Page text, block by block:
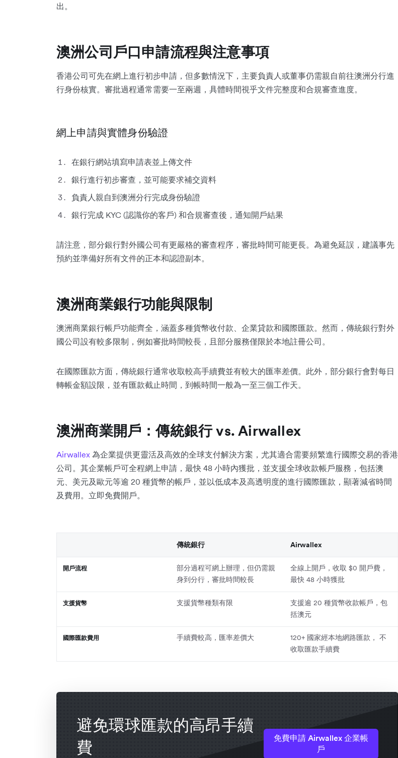
出。
澳洲公司戶口申請流程與注意事項
香港公司可先在網上進行初步申請，但多數情況下，主要負責人或董事仍需親自前往澳洲分行進
行身份核實。審批過程通常需要一至兩週，具體時間視乎文件完整度和合規審查進度。
網上申請與實體身份驗證
在銀行網站填寫申請表並上傳文件
銀行進行初步審查，並可能要求補交資料
負責人親自到澳洲分行完成身份驗證
銀行完成 KYC (認識你的客戶) 和合規審查後，通知開戶結果
請注意，部分銀行對外國公司有更嚴格的審查程序，審批時間可能更長。為避免延誤，建議事先
預約並準備好所有文件的正本和認證副本。
澳洲商業銀行功能與限制
澳洲商業銀行帳戶功能齊全，涵蓋多種貨幣收付款、企業貸款和國際匯款。然而，傳統銀行對外
國公司設有較多限制，例如審批時間較長，且部分服務僅限於本地註冊公司。
在國際匯款方面，傳統銀行通常收取較高手續費並有較大的匯率差價。此外，部分銀行會對每日
轉帳金額設限，並有匯款截止時間，到帳時間一般為一至三個工作天。
澳洲商業開戶：傳統銀行 vs. Airwallex
Airwallex 為企業提供更靈活及高效的全球支付解決方案，尤其適合需要頻繁進行國際交易的香港
公司。其企業帳戶可全程網上申請，最快 48 小時內獲批，並支援全球收款帳戶服務，包括澳
元、美元及歐元等逾 20 種貨幣的帳戶，並以低成本及高透明度的進行國際匯款，顯著減省時間
及費用。立即免費開戶。
傳統銀行 Airwallex
開戶流程
部分過程可網上辦理，但仍需親
身到分行，審批時間較長
全線上開戶，收取 $0 開戶費，
最快 48 小時獲批
支援貨幣 支援貨幣種類有限
支援逾 20 種貨幣收款帳戶，包
括澳元
國際匯款費用 手續費較高，匯率差價大
120+ 國家經本地網路匯款， 不
收取匯款手續費
避免環球匯款的高昂手續
費
免費申請 Airwallex 企業帳
戶